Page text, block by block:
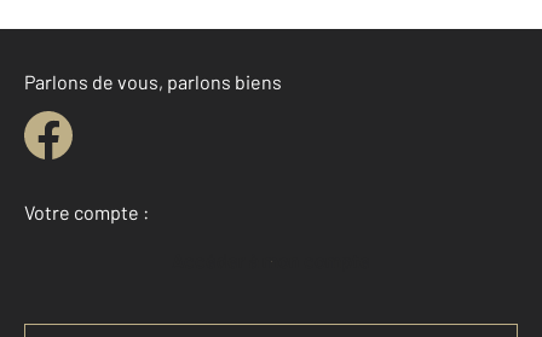
Parlons de vous, parlons biens
Votre compte :
Accéder à mon compte